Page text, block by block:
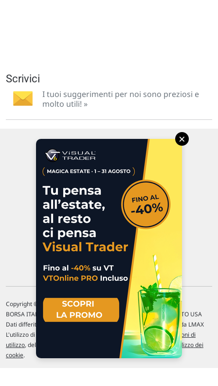
Scrivici
I tuoi suggerimenti per noi sono preziosi e
molto utili! »
47923 Rimini
P.IVA 02 452 460 401
Chi siamo
Commenti e segnalazioni
Contattaci
Copyright © 1996-2026 Traderlink Italia s.r.l.
BORSA ITALIANA Quotazioni di borsa differite di 15 min. / MERCATO USA
Dati differiti di 15 min. (fonte Intrinio) / FOREX Quotazioni fornite da LMAX
L'utilizzo di questo sito implica l'accettazione delle nostreCondizioni di
utilizzo, del Politiche sulla privacye dell'Utilizzo dei
cookie.
×